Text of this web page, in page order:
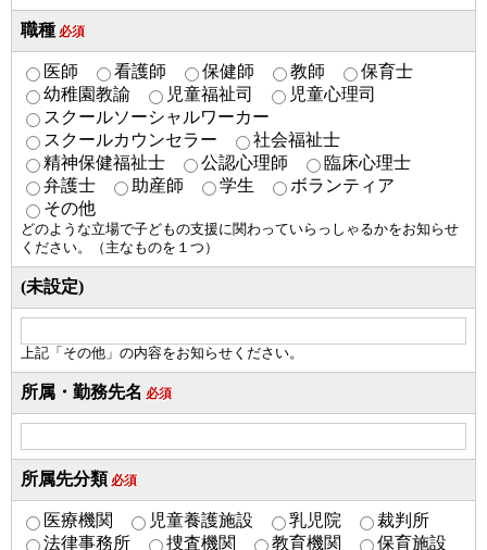
職種 必須
医師 看護師 保健師 教師
保育士
幼稚園教諭
児童福祉司
児童心理司
スクールソーシャルワーカー
スクールカウンセラー
社会福祉士
精神保健福祉士
公認心理師
臨床心理士
弁護士
助産師 学生
ボランティア
その他
どのような立場で子どもの支援に関わっていらっしゃるかをお知らせ
ください。（主なものを１つ）
(未設定)
上記「その他」の内容をお知らせください。
所属・勤務先名 必須
所属先分類 必須
医療機関 児童養護施設 乳児院
裁判所
法律事務所
捜査機関 教育機関 保育施設